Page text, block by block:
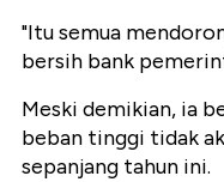
"Itu semua
bersih bank
Meski demikian, ia
beban tinggi tidak
sepanjang tahun ini.